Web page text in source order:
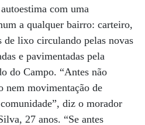
com uma
a qualquer bairro: carteiro,
de lixo circulando pelas novas
e pavimentadas pela
do Campo. “Antes não
nem movimentação de
diz o morador
27 anos. “Se antes